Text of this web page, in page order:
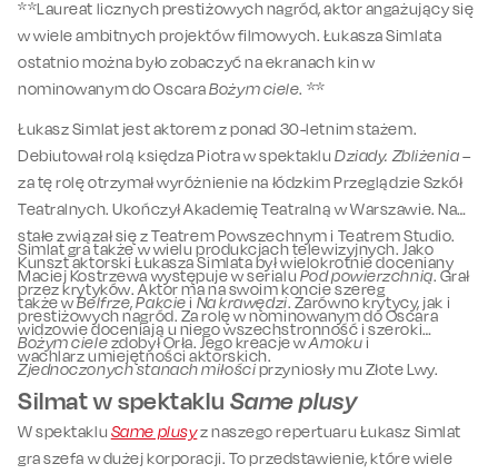
**Laureat licznych prestiżowych nagród, aktor angażujący się
w wiele ambitnych projektów filmowych. Łukasza Simlata
ostatnio można było zobaczyć na ekranach kin w
nominowanym do OscaraBożym ciele. **
Łukasz Simlat jest aktorem z ponad 30-letnim stażem.
Debiutował rolą księdza Piotra w spektakluDziady. Zbliżenia–
za tę rolę otrzymał wyróżnienie na łódzkim Przeglądzie Szkół
Teatralnych. Ukończył Akademię Teatralną w Warszawie. Na
stałe związał się z Teatrem Powszechnym i Teatrem Studio.
Kunszt aktorski Łukasza Simlata był wielokrotnie doceniany
przez krytyków. Aktor ma na swoim koncie szereg
prestiżowych nagród. Za rolę w nominowanym do Oscara
Bożym cielezdobył Orła. Jego kreacje wAmokui
Zjednoczonych stanach miłościprzyniosły mu Złote Lwy.
Simlat gra także w wielu produkcjach telewizyjnych. Jako
Maciej Kostrzewa występuje w serialu Pod powierzchnią. Grał
także wBelfrze,Pakciei Na krawędzi. Zarówno krytycy, jak i
widzowie doceniają u niego wszechstronność i szeroki
wachlarz umiejętności aktorskich.
Silmat w spektaklu Same plusy
W spektaklu Same plusyz naszego repertuaru Łukasz Simlat
gra szefa w dużej korporacji. To przedstawienie, które wiele